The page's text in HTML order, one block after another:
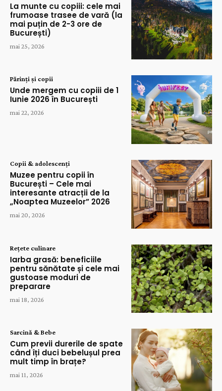
La munte cu copiii: cele mai
frumoase trasee de vară (la
mai puțin de 2-3 ore de
București)
mai 25, 2026
Părinți și copii
Unde mergem cu copiii de 1
Iunie 2026 în București
mai 22, 2026
Copii & adolescenți
Muzee pentru copii în
București – Cele mai
interesante atracții de la
„Noaptea Muzeelor” 2026
mai 20, 2026
Rețete culinare
Iarba grasă: beneficiile
pentru sănătate și cele mai
gustoase moduri de
preparare
mai 18, 2026
Sarcină & Bebe
Cum previi durerile de spate
când îți duci bebelușul prea
mult timp în brațe?
mai 11, 2026